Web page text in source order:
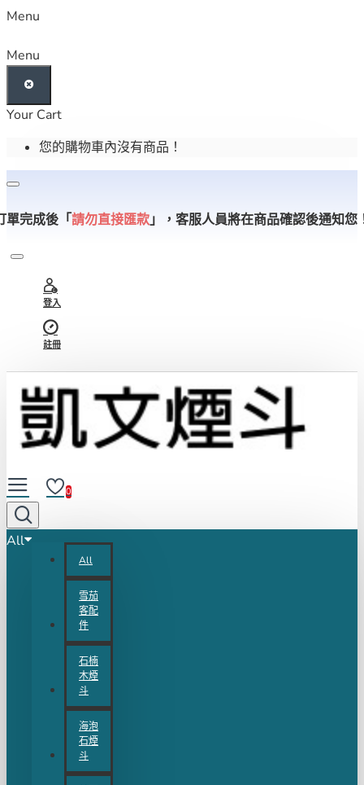
Menu
Menu
Your Cart
您的購物車內沒有商品！
單完成後「請勿直接匯款 」， 客服人員將在商品確認後通知您
登入
註冊
0
All
All
雪茄
客配
件
石楠
木煙
斗
海泡
石煙
斗